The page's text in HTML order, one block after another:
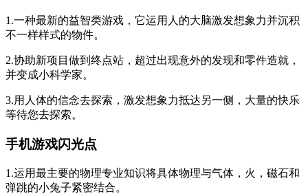
1.一种最新的益智类游戏，它运用人的大脑激发想象力并沉积
不一样样式的物件。
2.协助新项目做到终点站，超过出现意外的发现和零件造就，
并变成小科学家。
3.用人体的信念去探索，激发想象力抵达另一侧，大量的快乐
等待您去探索。
手机游戏闪光点
1.运用最主要的物理专业知识将具体物理与气体，火，磁石和
弹跳的小兔子紧密结合。